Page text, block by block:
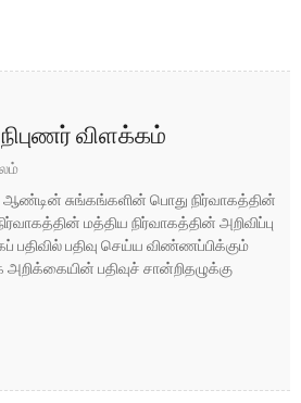
நிபுணர் விளக்கம்
சுங்கங்களின் பொது நிர்வாகத்தின்
மத்திய நிர்வாகத்தின் அறிவிப்பு
பதிவில் பதிவு செய்ய விண்ணப்பிக்கும்
பதிவுச் சான்றிதழுக்கு